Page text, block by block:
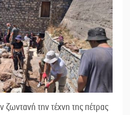
ζωντανή την τέχνη της πέτρας